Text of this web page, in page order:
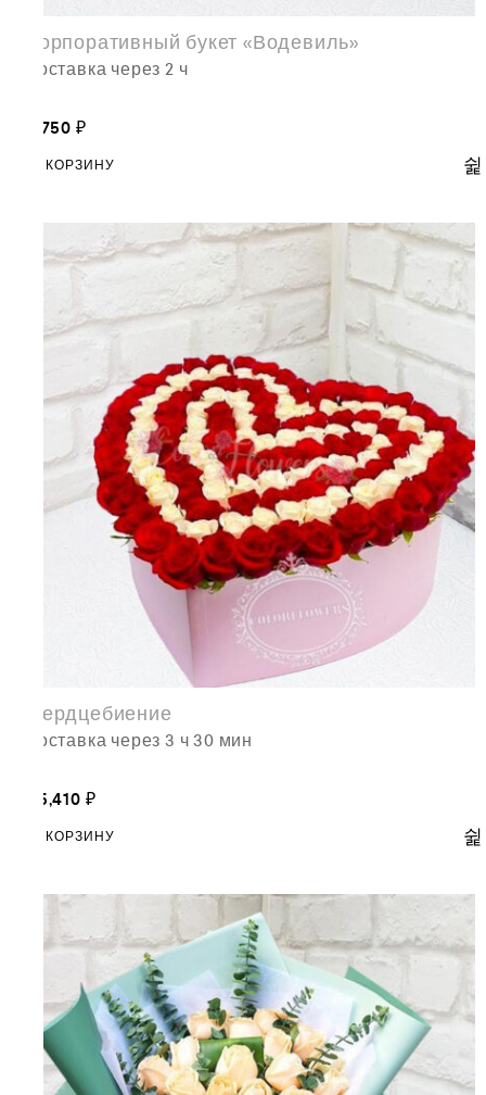
Корпоративный букет «Водевиль»
доставка через 2 ч
7,750 ₽
В КОРЗИНУ
Сердцебиение
доставка через 3 ч 30 мин
65,410 ₽
В КОРЗИНУ